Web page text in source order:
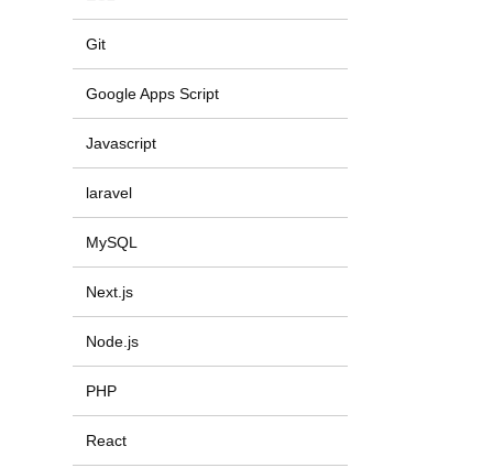
Git
Google Apps Script
Javascript
laravel
MySQL
Next.js
Node.js
PHP
React